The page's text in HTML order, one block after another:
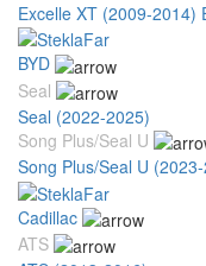
Excelle XT (2009-2014)
BYD
Seal
Seal (2022-2025)
Song Plus/Seal U
Song Plus/Seal U
Cadillac
ATS